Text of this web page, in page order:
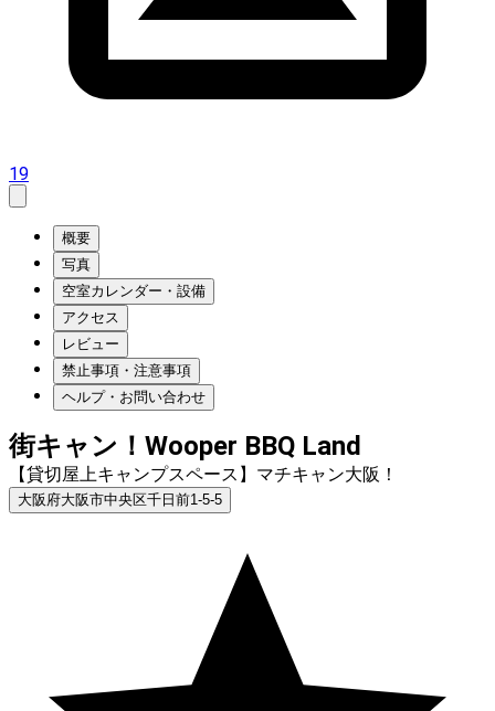
19
概要
写真
空室カレンダー・設備
アクセス
レビュー
禁止事項・注意事項
ヘルプ・お問い合わせ
街キャン！Wooper BBQ Land
【貸切屋上キャンプスペース】マチキャン大阪！
大阪府大阪市中央区千日前1-5-5